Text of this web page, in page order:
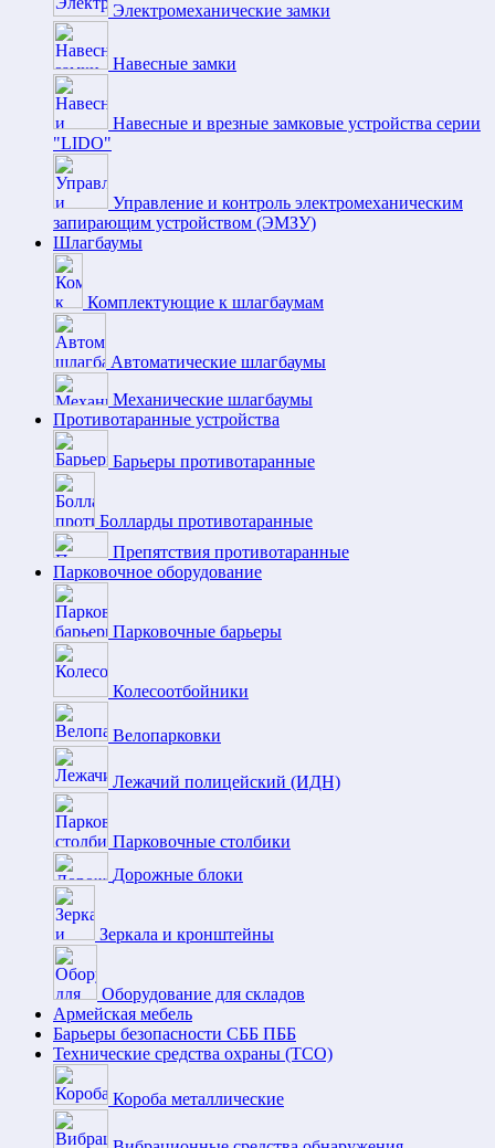
Электромеханические замки
Навесные замки
Навесные и врезные замковые устройства серии
"LIDO"
Управление и контроль электромеханическим
запирающим устройством (ЭМЗУ)
Шлагбаумы
Комплектующие к шлагбаумам
Автоматические шлагбаумы
Механические шлагбаумы
Противотаранные устройства
Барьеры противотаранные
Болларды противотаранные
Препятствия противотаранные
Парковочное оборудование
Парковочные барьеры
Колесоотбойники
Велопарковки
Лежачий полицейский (ИДН)
Парковочные столбики
Дорожные блоки
Зеркала и кронштейны
Оборудование для складов
Армейская мебель
Барьеры безопасности СББ ПББ
Технические средства охраны (ТСО)
Короба металлические